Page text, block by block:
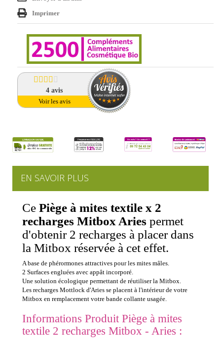
Imprimer
4avis
Voir les avis
EN SAVOIR PLUS
Ce Piège à mites textile x 2
recharges Mitbox Aries permet
d'obtenir 2 recharges à placer dans
la Mitbox réservée à cet effet.
A base de phérormones attractives pour les mites mâles.
2 Surfaces engluées avec appât incorporé.
Une solution écologique permettant de réutiliser la Mitbox.
Les recharges Mottlock d'Aries se placent à l'intérieur de votre
Mitbox en remplacement votre bande collante usagée.
Informations Produit Piège à mites
textile 2 recharges Mitbox - Aries :